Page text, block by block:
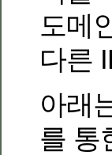
도메
다른
아래
를 통